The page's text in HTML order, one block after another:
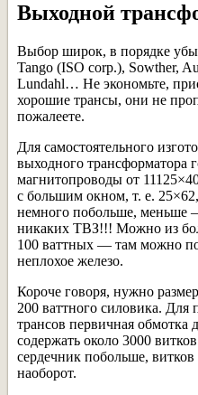
Выходной
Выбор широк, в порядке
Tango (ISO corp.), Sowther,
Lundahl… He экономьте,
хорошие трансы, они не
пожалеете.
Для самостоятельного
выходного трансформатора
магнитопроводы от
с большим окном, т. е.
немного побольше, меньше
никаких ТВЗ!!! Можно из
100 ваттных — там можно
неплохое железо.
Короче говоря, нужно
200 ваттного силовика. Для
трансов первичная обмотка
содержать около 3000
сердечник побольше,
наоборот.